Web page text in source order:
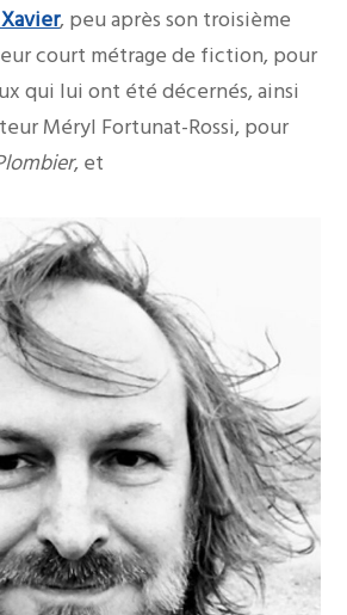
, peu après son troisième
court métrage de fiction, pour
qui lui ont été décernés, ainsi
Méryl Fortunat-Rossi, pour
, et